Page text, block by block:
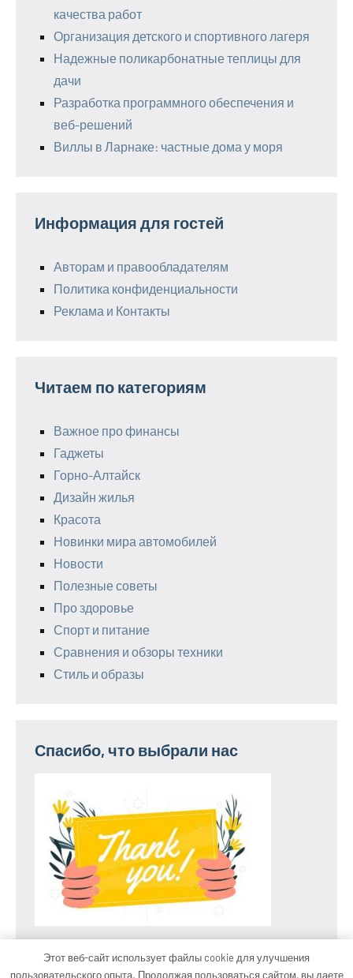
качества работ
Организация детского и спортивного лагеря
Надежные поликарбонатные теплицы для
дачи
Разработка программного обеспечения и
веб-решений
Виллы в Ларнаке: частные дома у моря
Информация для гостей
Авторам и правообладателям
Политика конфиденциальности
Реклама и Контакты
Читаем по категориям
Важное про финансы
Гаджеты
Горно-Алтайск
Дизайн жилья
Красота
Новинки мира автомобилей
Новости
Полезные советы
Про здоровье
Спорт и питание
Сравнения и обзоры техники
Стиль и образы
Спасибо, что выбрали нас
Этот веб-сайт использует файлы cookie для улучшения
пользовательского опыта. Продолжая пользоваться сайтом, вы даете